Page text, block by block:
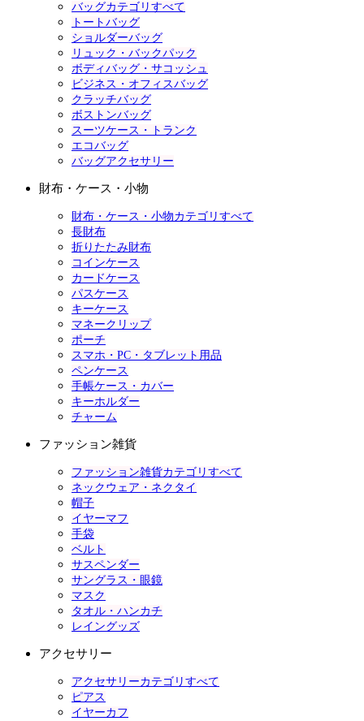
バッグカテゴリすべて
トートバッグ
ショルダーバッグ
リュック・バックパック
ボディバッグ・サコッシュ
ビジネス・オフィスバッグ
クラッチバッグ
ボストンバッグ
スーツケース・トランク
エコバッグ
バッグアクセサリー
財布・ケース・小物
財布・ケース・小物カテゴリすべて
長財布
折りたたみ財布
コインケース
カードケース
パスケース
キーケース
マネークリップ
ポーチ
スマホ・PC・タブレット用品
ペンケース
手帳ケース・カバー
キーホルダー
チャーム
ファッション雑貨
ファッション雑貨カテゴリすべて
ネックウェア・ネクタイ
帽子
イヤーマフ
手袋
ベルト
サスペンダー
サングラス・眼鏡
マスク
タオル・ハンカチ
レイングッズ
アクセサリー
アクセサリーカテゴリすべて
ピアス
イヤーカフ